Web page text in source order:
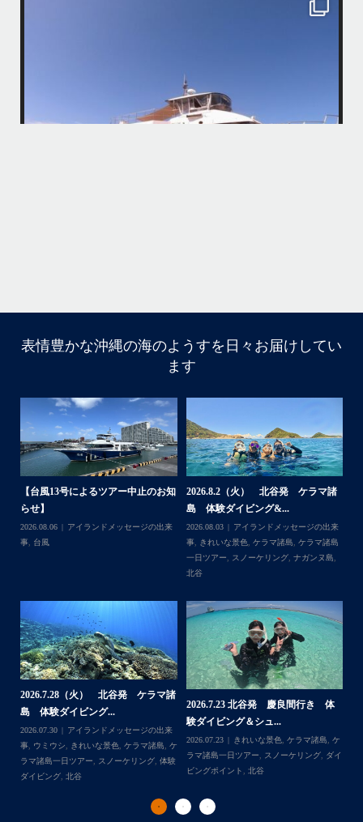
パーフェクトな海でバナナボートに船上BBQ、シュノーケリングとお楽
しみ頂いております
・
・
何ヶ月も前からやり取りさせて頂き温めていたご予約でしたので、お天
はいさい
アイランドメッセージです
最近は、連日クルーザーチャーターのご利用が続いていて
梅雨明け後のパーフェクトな海でバナナボートに船上
BBQ、シュノーケリングとお楽しみ頂いております
・
・
何ヶ月も前からやり取りさせて頂き温めていたご予約でし
たので、お天気とコンディションに恵まれて、皆さん大満
足な一日を過ごして頂けて本当によかったです
また来年も社員旅行で沖縄へいらっしゃる際は是非ご利用
くださいね！！
Follow on Instagram
表情豊かな沖縄の海のようすを日々お届けしてい
ます
2026.7.18 北谷発 慶良間行き シ
ュノーケル＆ダイビ...
2026.07.19 ウミガメ ,きれいな景色,ケラ
マ諸島,
2026.7.6（月） 北谷発 ケラマ諸
島 ３ダイブ体験ダイ...
2026.07.08
アイランドメッセージの出来
事, きれいな景色 ケラマ諸島
ケラマ諸島
一日ツアー
スノーケリング, ボートダイ
ブ,北谷
2026.7.1（水） 北谷発 ケラマ諸
島 体験ダイビング&...
2026.07.06
アイランドメッセージの出来
事, ウミガメ, きれいな景色, ケラマ諸島, ケ
ラマ諸島一日ツアー, スノーケリング, ボー
トダイブ,体験ダイビング
チャーター ブログ...
の出来事, きれいな景色,ケラマ諸島一日ツ
アー ,スノーケリング , チャータークルー
ズ , 沖縄本島 社員旅行